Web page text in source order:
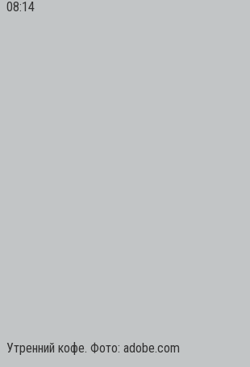
08:14
Утренний кофе. Фото: adobe.com